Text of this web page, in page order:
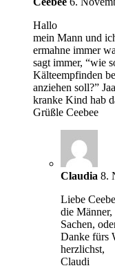
Hallo
mein Mann und
ermahne immer
sagt immer, “wie
Kälteempfinden
anziehen soll?”
kranke Kind hab
Grüßle Ceebee
Claudia 8.
Liebe
die Männer,
Sachen,
Danke fürs
herzlichst,
Claudi